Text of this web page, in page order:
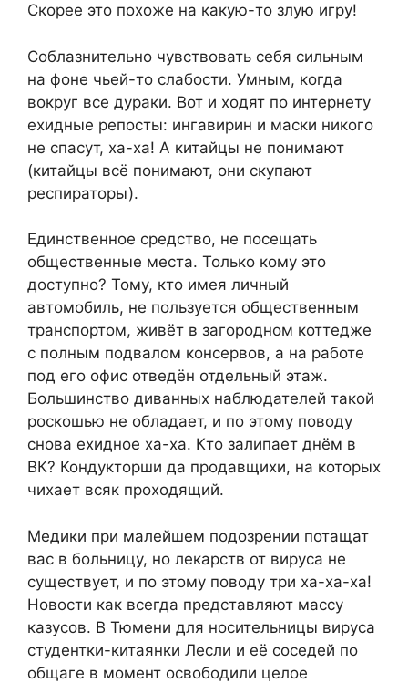
Скорее это похоже на какую-то злую игру!
Соблазнительно чувствовать себя сильным
на фоне чьей-то слабости. Умным, когда
вокруг все дураки. Вот и ходят по интернету
ехидные репосты: ингавирин и маски никого
не спасут, ха-ха! А китайцы не понимают
(китайцы всё понимают, они скупают
респираторы).
Единственное средство, не посещать
общественные места. Только кому это
доступно? Тому, кто имея личный
автомобиль, не пользуется общественным
транспортом, живёт в загородном коттедже
с полным подвалом консервов, а на работе
под его офис отведён отдельный этаж.
Большинство диванных наблюдателей такой
роскошью не обладает, и по этому поводу
снова ехидное ха-ха. Кто залипает днём в
ВК? Кондукторши да продавщихи, на которых
чихает всяк проходящий.
Медики при малейшем подозрении потащат
вас в больницу, но лекарств от вируса не
существует, и по этому поводу три ха-ха-ха!
Новости как всегда представляют массу
казусов. В Тюмени для носительницы вируса
студентки-китаянки Лесли и её соседей по
общаге в момент освободили целое